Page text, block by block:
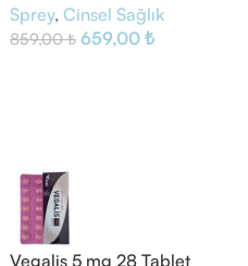
Sprey, Cinsel Sağlık
859,00₺ 659,00 ₺
Vegalis 5 mg 28 Tablet